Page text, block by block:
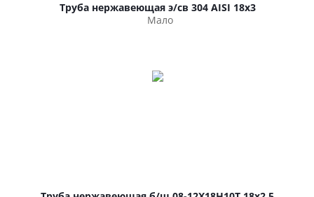
Труба нержавеющая э/св 304 AISI 18х3
Мало